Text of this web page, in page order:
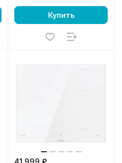
Купить
41 999 ₽